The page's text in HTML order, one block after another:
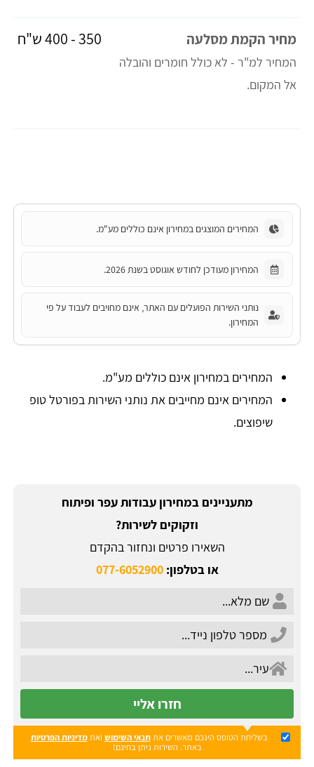
מחיר הקמת מסלעה
המחיר למ"ר - לא כולל חומרים והובלה
אל המקום.
350 - 400 ש"ח
המחירים המוצגים במחירון אינם כוללים מע"מ.
המחירון מעודכן לחודש אוגוסט בשנת 2026.
נותני השירות הפועלים עם האתר, אינם מחויבים לעבוד על פי
המחירון.
המחירים במחירון אינם כוללים מע"מ.
המחירים אינם מחייבים את נותני השירות בפורטל טופ
שיפוצים.
מתעניינים במחירון עבודות עפר ופיתוח
וזקוקים לשירות?
השאירו פרטים ונחזור בהקדם
או בטלפון:077-6052900
חזרו אליי
בשליחת הטופס הינכם מאשרים אתתנאי השימוש ואתמדיניות הפרטיות
באתר. השירות ניתן בחינם!